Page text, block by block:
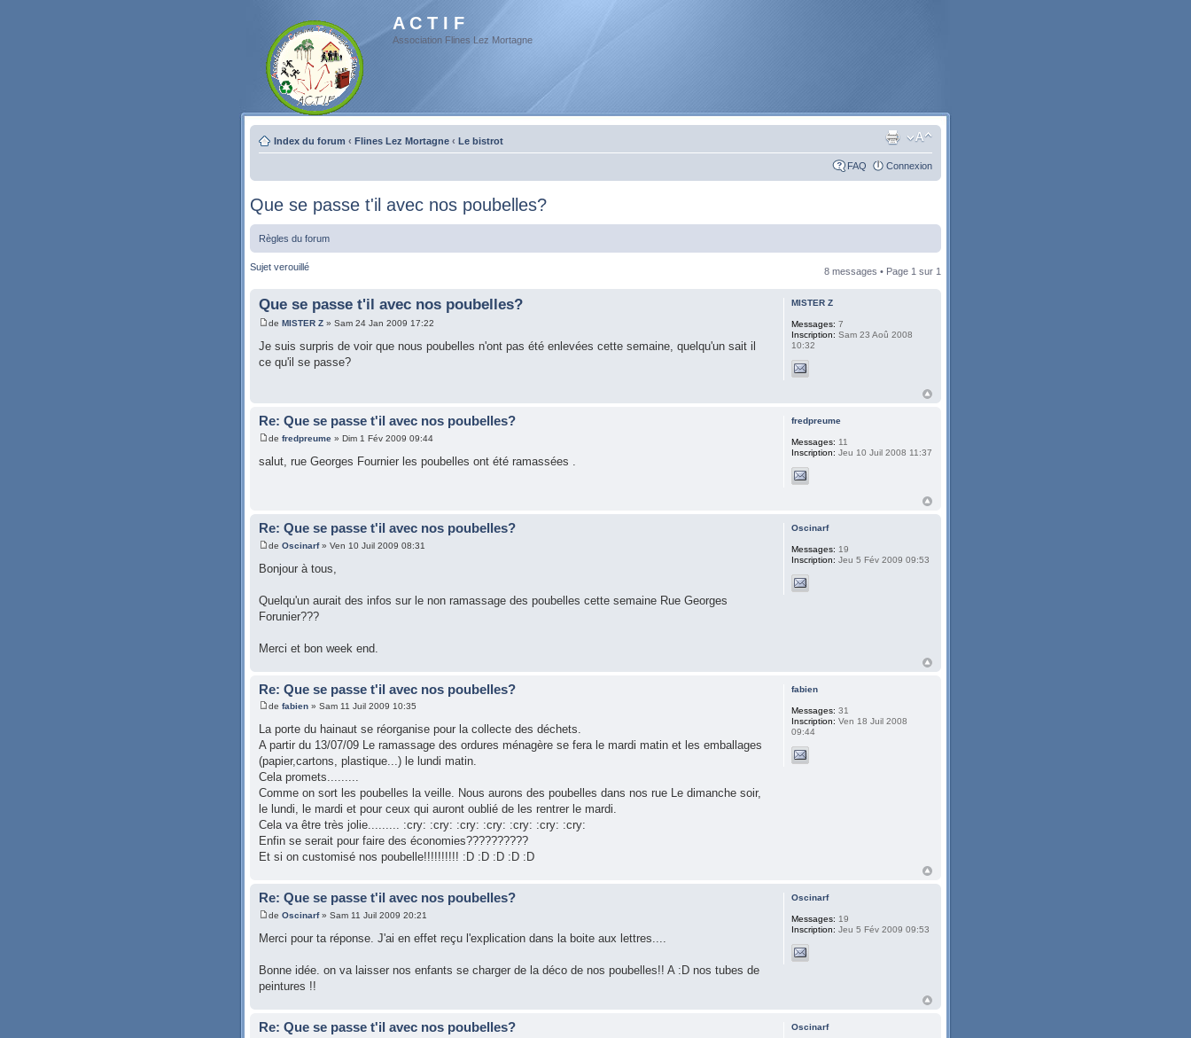
A C T I F
Association Flines Lez Mortagne
Index du forum ‹ Flines Lez Mortagne ‹ Le bistrot
FAQ Connexion
Que se passe t'il avec nos poubelles?
Règles du forum
Sujet verouillé 8 messages • Page 1 sur 1
Que se passe t'il avec nos poubelles?
de MISTER Z » Sam 24 Jan 2009 17:22
Je suis surpris de voir que nous poubelles n'ont pas été enlevées cette semaine, quelqu'un sait il
ce qu'il se passe?
MISTER Z
Messages: 7
Inscription: Sam 23 Aoû 2008
10:32
Re: Que se passe t'il avec nos poubelles?
de fredpreume » Dim 1 Fév 2009 09:44
salut, rue Georges Fournier les poubelles ont été ramassées .
fredpreume
Messages: 11
Inscription: Jeu 10 Juil 2008 11:37
Re: Que se passe t'il avec nos poubelles?
de Oscinarf» Ven 10 Juil 2009 08:31
Bonjour à tous,
Quelqu'un aurait des infos sur le non ramassage des poubelles cette semaine Rue Georges
Forunier???
Merci et bon week end.
Oscinarf
Messages: 19
Inscription: Jeu 5 Fév 2009 09:53
Re: Que se passe t'il avec nos poubelles?
de fabien » Sam 11 Juil 2009 10:35
La porte du hainaut se réorganise pour la collecte des déchets.
A partir du 13/07/09 Le ramassage des ordures ménagère se fera le mardi matin et les emballages
(papier,cartons, plastique...) le lundi matin.
Cela promets.........
Comme on sort les poubelles la veille. Nous aurons des poubelles dans nos rue Le dimanche soir,
le lundi, le mardi et pour ceux qui auront oublié de les rentrer le mardi.
Cela va être très jolie......... :cry: :cry: :cry: :cry: :cry: :cry: :cry:
Enfin se serait pour faire des économies??????????
Et si on customisé nos poubelle!!!!!!!!!! :D :D :D :D :D
fabien
Messages: 31
Inscription: Ven 18 Juil 2008
09:44
Re: Que se passe t'il avec nos poubelles?
de Oscinarf» Sam 11 Juil 2009 20:21
Merci pour ta réponse. J'ai en effet reçu l'explication dans la boite aux lettres....
Bonne idée. on va laisser nos enfants se charger de la déco de nos poubelles!! A :D nos tubes de
peintures !!
Oscinarf
Messages: 19
Inscription: Jeu 5 Fév 2009 09:53
Re: Que se passe t'il avec nos poubelles? Oscinarf